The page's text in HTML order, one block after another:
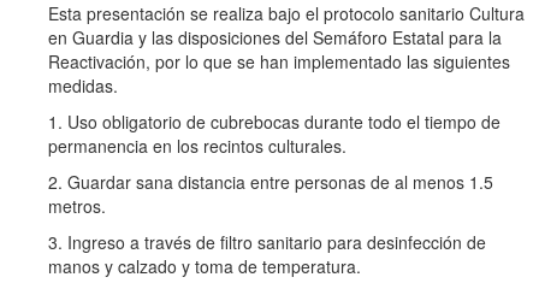
Esta presentación se realiza bajo el protocolo sanitario Cultura
en Guardia y las disposiciones del Semáforo Estatal para la
Reactivación, por lo que se han implementado las siguientes
medidas.
1. Uso obligatorio de cubrebocas durante todo el tiempo de
permanencia en los recintos culturales.
2. Guardar sana distancia entre personas de al menos 1.5
metros.
3. Ingreso a través de filtro sanitario para desinfección de
manos y calzado y toma de temperatura.